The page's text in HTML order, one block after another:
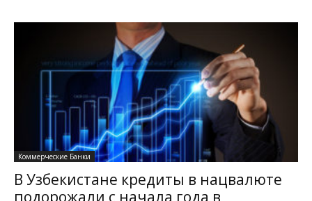
Коммерческие Банки
В Узбекистане кредиты в нацвалюте